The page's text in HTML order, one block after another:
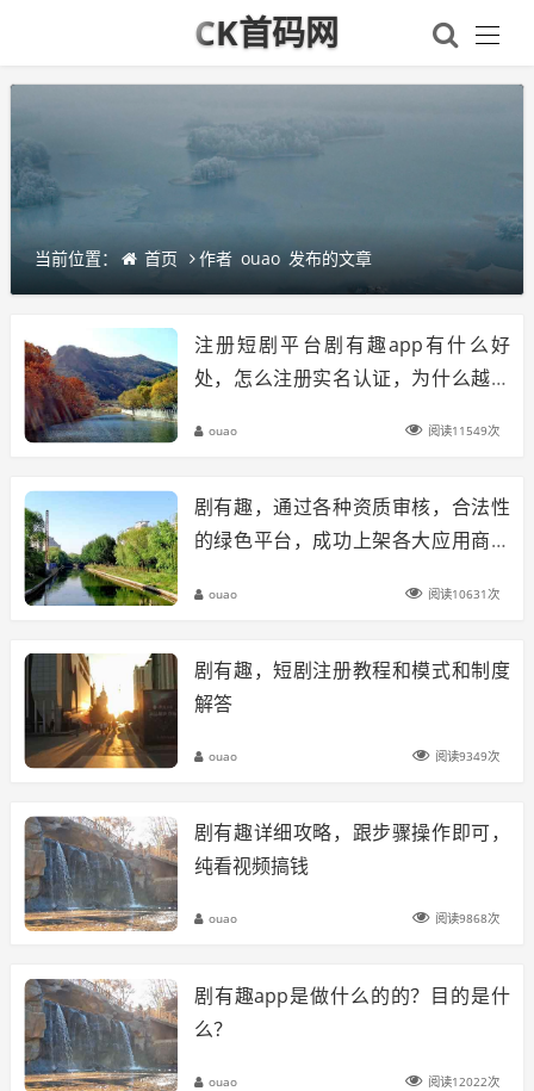
CK首码网
当前位置： 首页 作者 ouao 发布的文章
注册短剧平台剧有趣app有什么好
处，怎么注册实名认证，为什么越来
ouao 阅读11549次
剧有趣，通过各种资质审核，合法性
的绿色平台，成功上架各大应用商城
ouao 阅读10631次
剧有趣，短剧注册教程和模式和制度
解答
ouao 阅读9349次
剧有趣详细攻略，跟步骤操作即可，
纯看视频搞钱
ouao 阅读9868次
剧有趣app是做什么的的？目的是什
么？
ouao 阅读12022次